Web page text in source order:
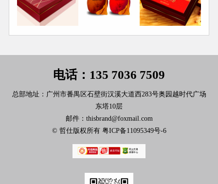
电话：135 7036 7509
总部地址：广州市番禺区石壁街汉溪大道西283号奥园越时代广场
东塔10层
邮件：thisbrand@foxmail.com
© 哲仕版权所有 粤ICP备11095349号-6